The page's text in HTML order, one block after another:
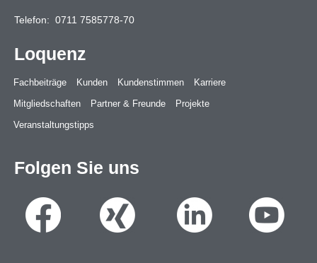
Telefon: 0711 7585778-70
Loquenz
Fachbeiträge Kunden Kundenstimmen
Karriere
Mitgliedschaften
Partner & Freunde
Projekte
Veranstaltungstipps
Folgen Sie uns